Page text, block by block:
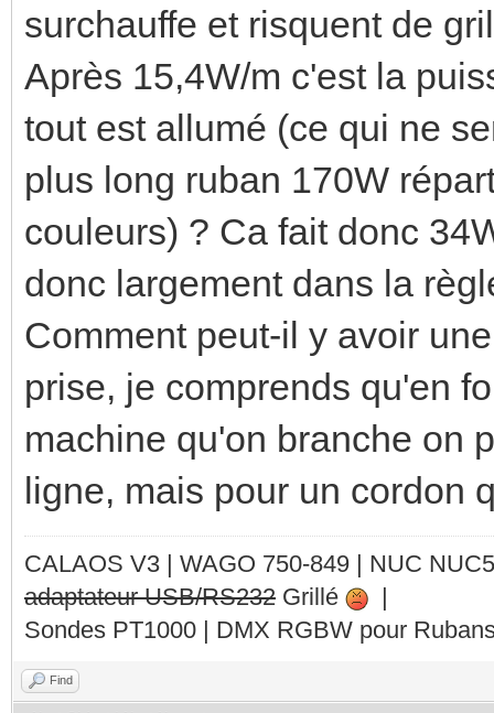
surchauffe et risquent de
Après 15,4W/m c'est la
tout est allumé (ce qui ne
plus long ruban 170W
couleurs) ? Ca fait donc
donc largement dans la
Comment peut-il y avoir
prise, je comprends qu'en
machine qu'on branche on
ligne, mais pour un cordon
CALAOS V3 | WAGO 750-849 | NUC
adaptateur USB/RS232 Grillé
|
Sondes PT1000 | DMX RGBW pour
Find